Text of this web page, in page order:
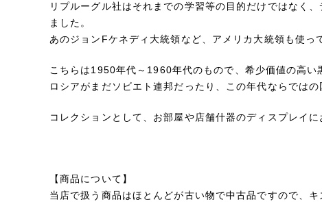
リプルーグル社はそれまでの学習等の目的だけではなく
ました。
あのジョンFケネディ大統領など、アメリカ大統領も使っ
こちらは1950年代～1960年代のもので、希少価値の高い
ロシアがまだソビエト連邦だったり、この年代ならでは
コレクションとして、お部屋や店舗什器のディスプレイに
【商品について】
当店で扱う商品はほとんどが古い物で中古品ですので、